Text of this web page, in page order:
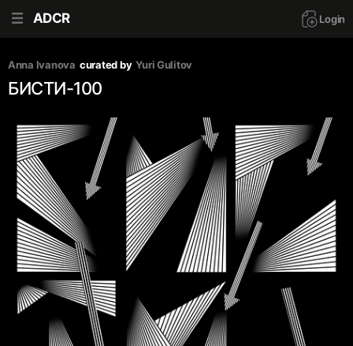
ADCR Login
Anna Ivanova curated by Yuri Gulitov
БИСТИ-100